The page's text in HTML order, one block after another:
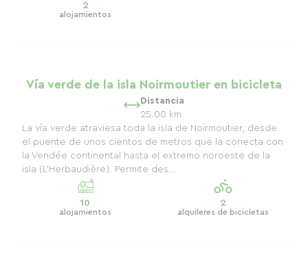
2
alojamientos
Vía verde de la isla Noirmoutier en bicicleta
Distancia
25.00 km
La vía verde atraviesa toda la isla de Noirmoutier, desde
el puente de unos cientos de metros que la conecta con
la Vendée continental hasta el extremo noroeste de la
isla (L'Herbaudière). Permite des...
10
alojamientos
2
alquileres de bicicletas